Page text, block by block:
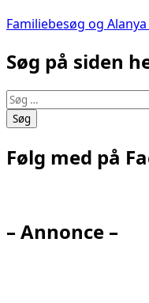
Familiebesøg og
Søg på siden
Søg
efter:
Følg med på
– Annonce –